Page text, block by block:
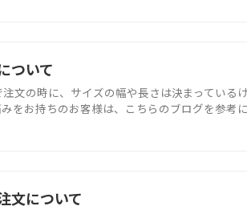
ついて
文の時に、サイズの幅や長さは決まっている
をお持ちのお客様は、こちらのブログを参考
文について